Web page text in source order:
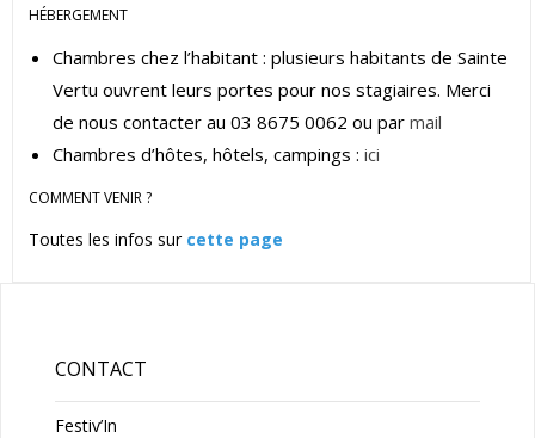
HÉBERGEMENT
Chambres chez l’habitant : plusieurs habitants de Sainte
Vertu ouvrent leurs portes pour nos stagiaires. Merci
de nous contacter au 03 8675 0062 ou par mail
Chambres d’hôtes, hôtels, campings : ici
COMMENT VENIR ?
Toutes les infos sur cette page
CONTACT
Festiv’In